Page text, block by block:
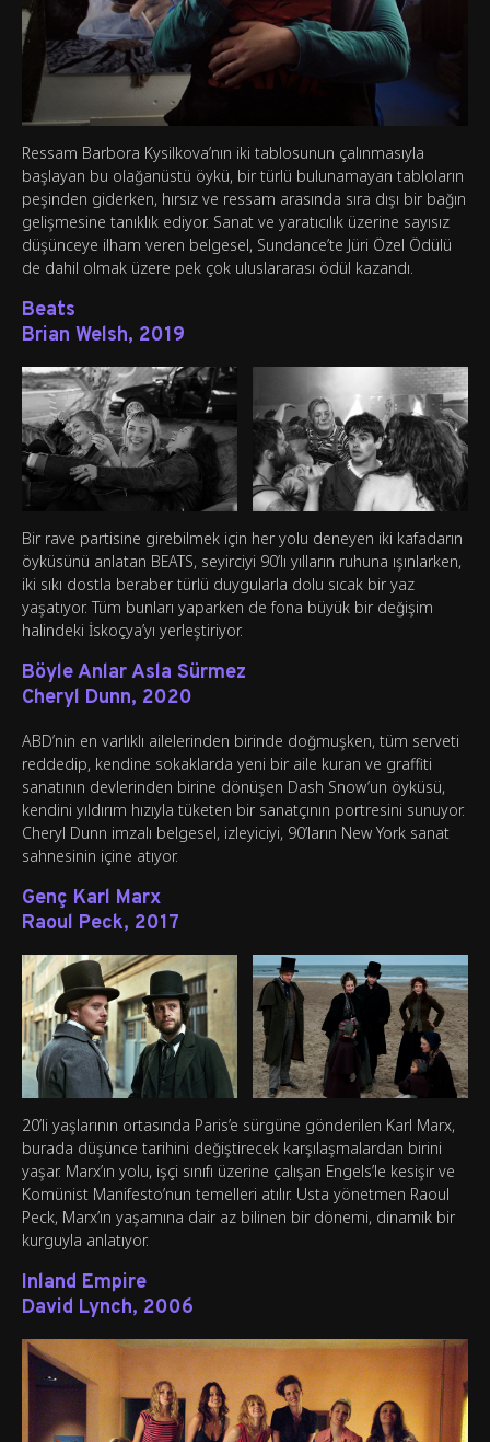
Ressam Barbora Kysilkova’nın iki tablosunun çalınmasıyla
başlayan bu olağanüstü öykü, bir türlü bulunamayan tabloların
peşinden giderken, hırsız ve ressam arasında sıra dışı bir bağın
gelişmesine tanıklık ediyor. Sanat ve yaratıcılık üzerine sayısız
düşünceye ilham veren belgesel, Sundance’te Jüri Özel Ödülü
de dahil olmak üzere pek çok uluslararası ödül kazandı.
Beats
Brian Welsh, 2019
Bir rave partisine girebilmek için her yolu deneyen iki kafadarın
öyküsünü anlatan BEATS, seyirciyi 90’lı yılların ruhuna ışınlarken,
iki sıkı dostla beraber türlü duygularla dolu sıcak bir yaz
yaşatıyor. Tüm bunları yaparken de fona büyük bir değişim
halindeki İskoçya’yı yerleştiriyor.
Böyle Anlar Asla Sürmez
Cheryl Dunn, 2020
ABD’nin en varlıklı ailelerinden birinde doğmuşken, tüm serveti
reddedip, kendine sokaklarda yeni bir aile kuran ve graffiti
sanatının devlerinden birine dönüşen Dash Snow’un öyküsü,
kendini yıldırım hızıyla tüketen bir sanatçının portresini sunuyor.
Cheryl Dunn imzalı belgesel, izleyiciyi, 90’ların New York sanat
sahnesinin içine atıyor.
Genç Karl Marx
Raoul Peck, 2017
20’li yaşlarının ortasında Paris’e sürgüne gönderilen Karl Marx,
burada düşünce tarihini değiştirecek karşılaşmalardan birini
yaşar. Marx’ın yolu, işçi sınıfı üzerine çalışan Engels’le kesişir ve
Komünist Manifesto’nun temelleri atılır. Usta yönetmen Raoul
Peck, Marx’ın yaşamına dair az bilinen bir dönemi, dinamik bir
kurguyla anlatıyor.
Inland Empire
David Lynch, 2006